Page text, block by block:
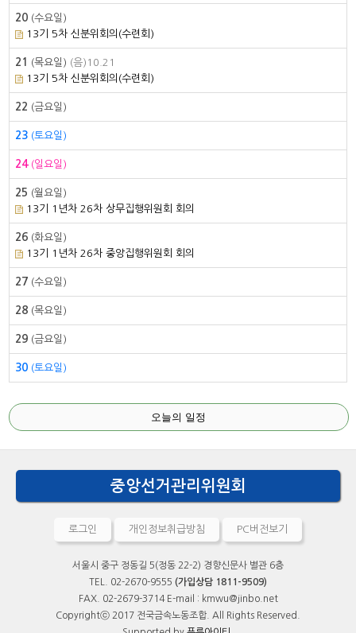
20 (수요일)
13기 5차 신분위회의(수련회)
21 (목요일) (음)10.21
13기 5차 신분위회의(수련회)
22 (금요일)
23 (토요일)
24(일요일)
25 (월요일)
13기 1년차 26차 상무집행위원회 회의
26 (화요일)
13기 1년차 26차 중앙집행위원회 회의
27 (수요일)
28 (목요일)
29 (금요일)
30 (토요일)
오늘의 일정
중앙선거관리위원회
로그인 개인정보취급방침 PC버전보기
서울시 중구 정동길 5(정동 22-2) 경향신문사 별관 6층
TEL. 02-2670-9555 (가입상담 1811-9509)
FAX. 02-2679-3714 E-mail : kmwu@jinbo.net
Copyrightⓒ 2017 전국금속노동조합. All Rights Reserved.